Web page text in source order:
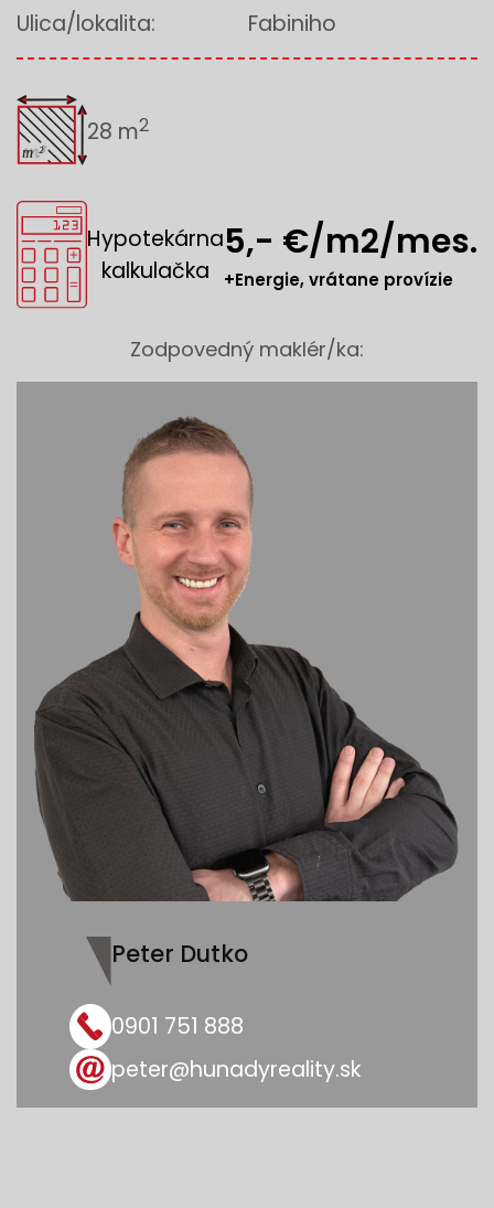
Ulica/lokalita:
Fabiniho
28 m2
Hypotekárna
kalkulačka
5,- €/m2/mes.
+Energie, vrátane provízie
Zodpovedný maklér/ka:
Peter Dutko
0901 751 888
peter@hunadyreality.sk